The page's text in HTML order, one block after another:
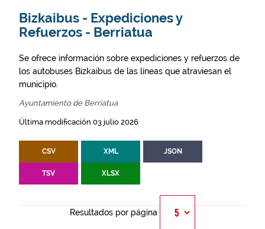
Bizkaibus - Expediciones y
Refuerzos - Berriatua
Se ofrece información sobre expediciones y refuerzos de
los autobuses Bizkaibus de las líneas que atraviesan el
municipio.
Ayuntamiento de Berriatua
Última modificación 03 julio 2026
CSV XML JSON
TSV XLSX
Resultados por página